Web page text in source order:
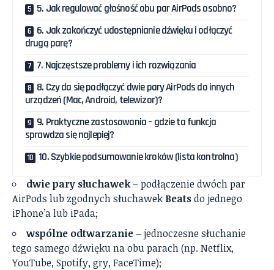
5. Jak regulować głośność obu par AirPods osobno?
6. Jak zakończyć udostępnianie dźwięku i odłączyć
drugą parę?
7. Najczęstsze problemy i ich rozwiązania
8. Czy da się podłączyć dwie pary AirPods do innych
urządzeń (Mac, Android, telewizor)?
9. Praktyczne zastosowania – gdzie ta funkcja
sprawdza się najlepiej?
10. Szybkie podsumowanie kroków (lista kontrolna)
dwie pary słuchawek– podłączenie dwóch par
AirPods lub zgodnych słuchawek Beatsdo jednego
iPhone’a lub iPada;
wspólne odtwarzanie– jednoczesne słuchanie
tego samego dźwięku na obu parach (np. Netflix,
YouTube, Spotify, gry, FaceTime);